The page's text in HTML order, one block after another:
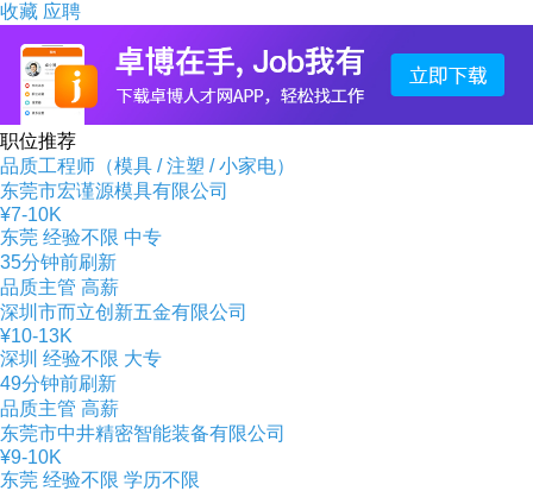
收藏 应聘
职位推荐
品质工程师（模具 / 注塑 / 小家电）
东莞市宏谨源模具有限公司
¥7-10K
东莞 经验不限 中专
35分钟前刷新
品质主管 高薪
深圳市而立创新五金有限公司
¥10-13K
深圳 经验不限 大专
49分钟前刷新
品质主管 高薪
东莞市中井精密智能装备有限公司
¥9-10K
东莞 经验不限 学历不限